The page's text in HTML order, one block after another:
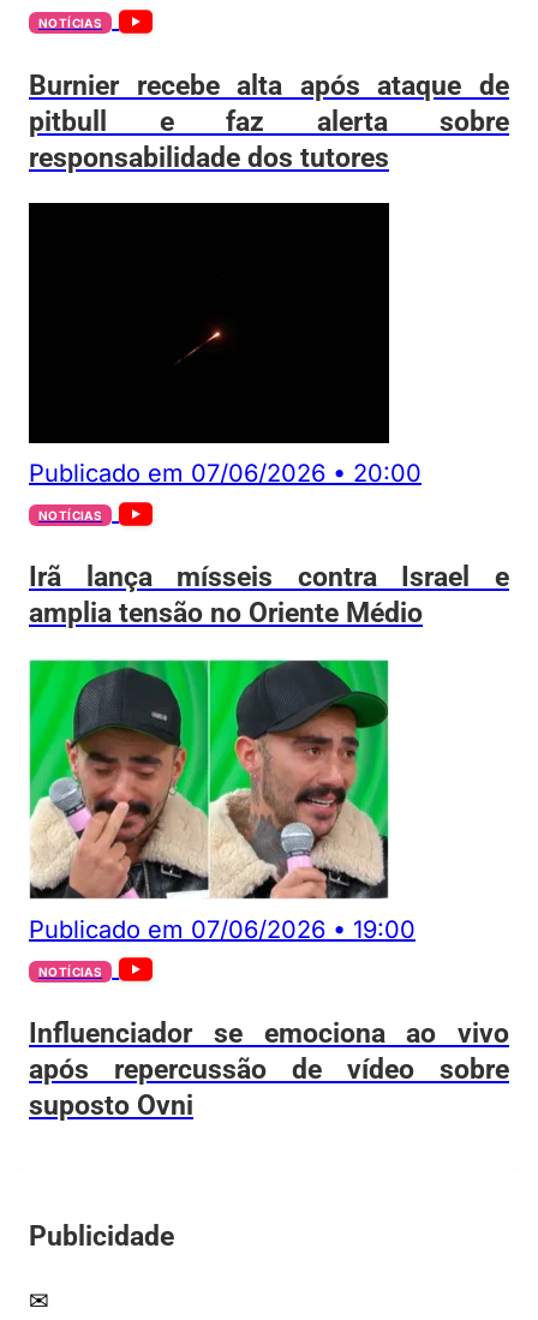
NOTÍCIAS
Burnier recebe alta após ataque de
pitbull e faz alerta sobre
responsabilidade dos tutores
Publicado em 07/06/2026 • 20:00
NOTÍCIAS
Irã lança mísseis contra Israel e
amplia tensão no Oriente Médio
Publicado em 07/06/2026 • 19:00
NOTÍCIAS
Influenciador se emociona ao vivo
após repercussão de vídeo sobre
suposto Ovni
Publicidade
✉